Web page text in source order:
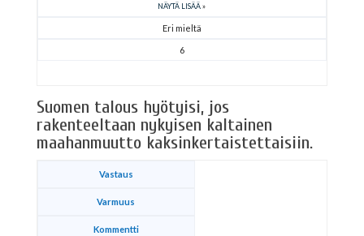
NÄYTÄ LISÄÄ
Eri mieltä
6
Suomen talous hyötyisi, jos
rakenteeltaan nykyisen kaltainen
maahanmuutto kaksinkertaistettaisiin.
Vastaus
Varmuus
Kommentti